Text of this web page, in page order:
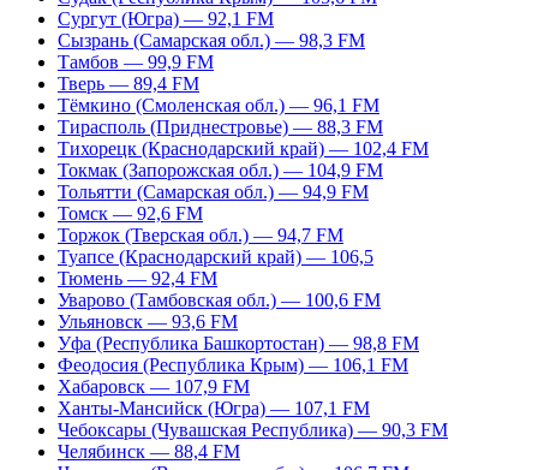
Сургут (Югра) — 92,1 FM
Сызрань (Самарская обл.) — 98,3 FM
Тамбов — 99,9 FM
Тверь — 89,4 FM
Тёмкино (Смоленская обл.) — 96,1 FM
Тирасполь (Приднестровье) — 88,3 FM
Тихорецк (Краснодарский край) — 102,4 FM
Токмак (Запорожская обл.) — 104,9 FM
Тольятти (Самарская обл.) — 94,9 FM
Томск — 92,6 FM
Торжок (Тверская обл.) — 94,7 FM
Туапсе (Краснодарский край) — 106,5
Тюмень — 92,4 FM
Уварово (Тамбовская обл.) — 100,6 FM
Ульяновск — 93,6 FM
Уфа (Республика Башкортостан) — 98,8 FM
Феодосия (Республика Крым) — 106,1 FM
Хабаровск — 107,9 FM
Ханты-Мансийск (Югра) — 107,1 FM
Чебоксары (Чувашская Республика) — 90,3 FM
Челябинск — 88,4 FM